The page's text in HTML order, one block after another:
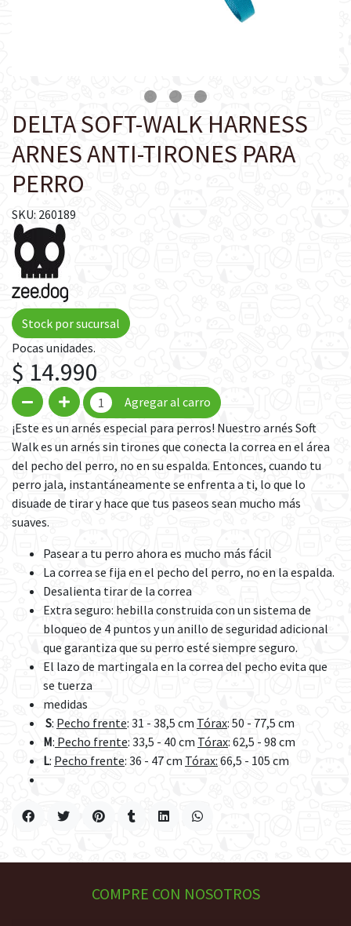
DELTA SOFT-WALK HARNESS
ARNES ANTI-TIRONES PARA
PERRO
SKU: 260189
Stock por sucursal
Pocas unidades.
$ 14.990
Agregar al carro
¡Este es un arnés especial para perros! Nuestro arnés Soft
Walk es un arnés sin tirones que conecta la correa en el área
del pecho del perro, no en su espalda. Entonces, cuando tu
perro jala, instantáneamente se enfrenta a ti, lo que lo
disuade de tirar y hace que tus paseos sean mucho más
suaves.
Pasear a tu perro ahora es mucho más fácil
La correa se fija en el pecho del perro, no en la espalda.
Desalienta tirar de la correa
Extra seguro: hebilla construida con un sistema de
bloqueo de 4 puntos y un anillo de seguridad adicional
que garantiza que su perro esté siempre seguro.
El lazo de martingala en la correa del pecho evita que
se tuerza
medidas
S: Pecho frente: 31 - 38,5 cm Tórax: 50 - 77,5 cm
M: Pecho frente: 33,5 - 40 cm Tórax: 62,5 - 98 cm
L: Pecho frente: 36 - 47 cm Tórax: 66,5 - 105 cm
COMPRE CON NOSOTROS